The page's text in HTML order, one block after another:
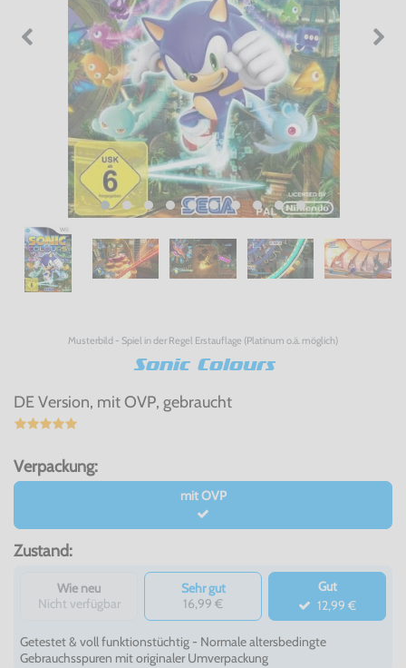
Musterbild - Spiel in der Regel Erstauflage (Platinum o.ä. möglich)
Sonic Colours
DE Version, mit OVP, gebraucht
Verpackung:
mit OVP
Zustand:
Wie neu
Nicht verfügbar
Sehr gut
16,99 €
Gut
12,99 €
Getestet & voll funktionstüchtig - Normale altersbedingte
Gebrauchsspuren mit originaler Umverpackung